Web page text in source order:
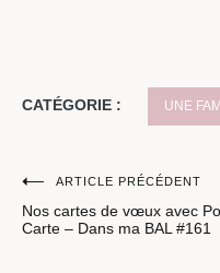
CATÉGORIE : UNE
Navigation
de
ARTICLE PRÉCÉDENT
Nos cartes de vœux avec
Carte – Dans ma BAL #161